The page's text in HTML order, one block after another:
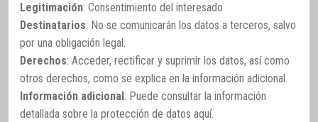
Legitimación: Consentimiento del interesado
Destinatarios: No se comunicarán los datos a terceros, salvo
por una obligación legal.
Derechos: Acceder, rectificar y suprimir los datos, así como
otros derechos, como se explica en la información adicional.
Información adicional : Puede consultar la información
detallada sobre la protección de datos aquí.